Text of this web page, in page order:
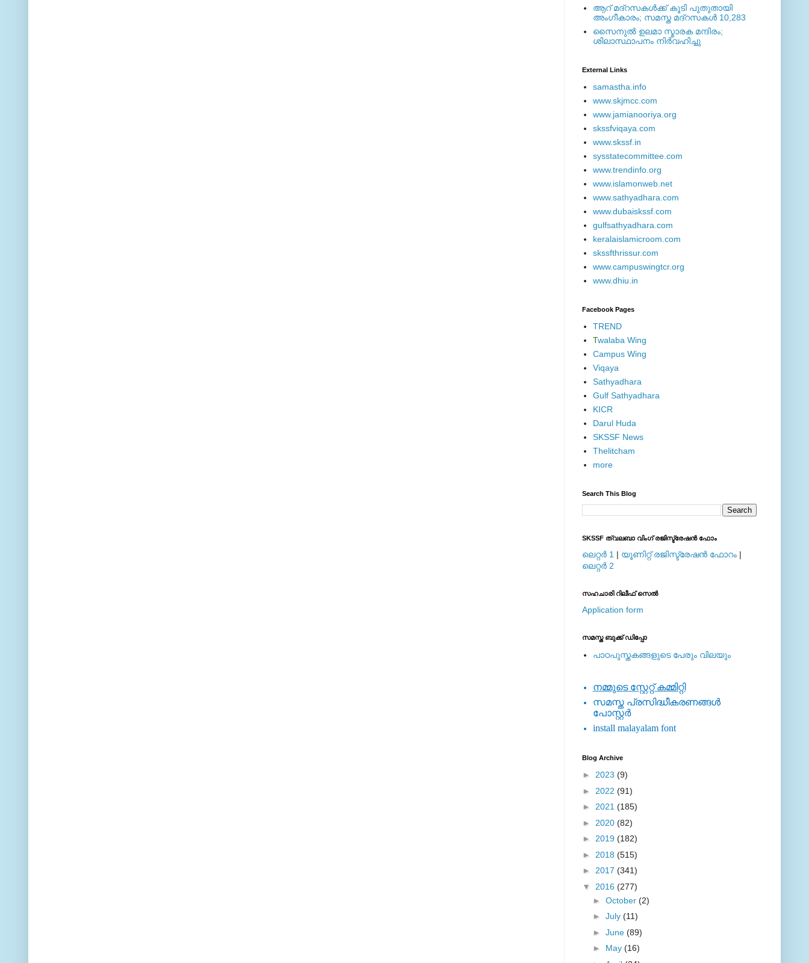
ആറ് മദ്റസകള്‍ക്ക് കൂടി പുതുതായി
അംഗീകാരം; സമസ്ത മദ്റസകള്‍ 10,283
സൈനുല്‍ ഉലമാ സ്മാരക മന്ദിരം;
ശിലാസ്ഥാപനം നിര്‍വഹിച്ചു
External ‎Links
samastha.info
www.skjmcc.com
www.jamianooriya.org
skssfviqaya.com
www.skssf.in
sysstatecommittee.com
www.trendinfo.org
www.islamonweb.net
www.sathyadhara.com
www.dubaiskssf.com
gulfsathyadhara.com
keralaislamicroom.com
skssfthrissur.com
www.campuswingtcr.org
www.dhiu.in
Facebook Pages
TREND
Twalaba Wing
Campus Wing
Viqaya
Sathyadhara
Gulf Sathyadhara
KICR
Darul Huda
SKSSF News
Thelitcham
more
Search This Blog
SKSSF ത്വലബാ വിംഗ് രജിസ്ട്രേഷന്‍ ഫോം
ലെറ്റര്‍ 1 | യൂണിറ്റ് രജിസ്ട്രേഷന്‍ ഫോറം |
ലെറ്റര്‍ 2
സഹചാരി റിലീഫ് സെല്‍
Application form
സമസ്ത ബുക്ക് ഡിപ്പോ
പാഠപുസ്തകങ്ങളുടെ പേരും വിലയും
നമ്മുടെ സ്റ്റേറ്റ് കമ്മിറ്റി
സമസ്ത പ്രസിദ്ധീകരണങ്ങള്‍
പോസ്റ്റര്‍
install malayalam font
Blog Archive
► 2023 (9)
► 2022 (91)
► 2021 (185)
► 2020 (82)
► 2019 (182)
► 2018 (515)
► 2017 (341)
▼ 2016 (277)
► October (2)
► July (11)
► June (89)
► May (16)